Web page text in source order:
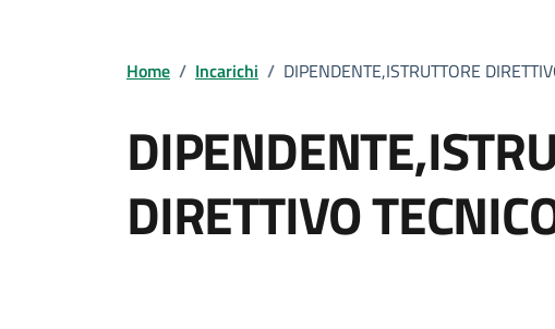
Home / Incarichi / DIPENDENTE,ISTRUTTORE
DIRETTIVO